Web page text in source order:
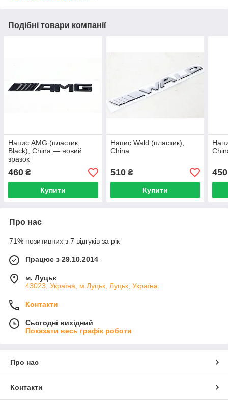
Подібні товари компанії
Напис AMG (пластик,
Black), China — новий
зразок
460 ₴
Купити
Напис Wald (пластик),
China
510₴
Купити
450
Про нас
71% позитивних з 7 відгуків за рік
Працює з 29.10.2014
м. Луцьк
43023, Україна, м.Луцьк, Луцьк, Україна
Контакти
Сьогодні вихідний
Показати весь графік роботи
Про нас
Контакти